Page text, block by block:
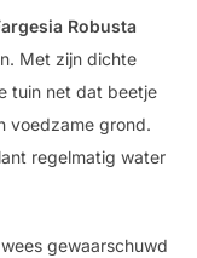
Robusta
Met zijn dichte
tuin net dat beetje
voedzame grond.
regelmatig water
gewaarschuwd